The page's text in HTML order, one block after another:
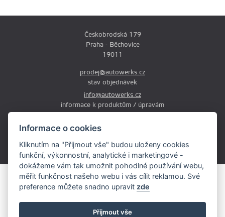
Informace o cookies
Kliknutím na "Přijmout vše" budou uloženy cookies
funkční, výkonnostní, analytické i marketingové -
dokážeme vám tak umožnit pohodlné používání webu,
měřit funkčnost našeho webu i vás cílit reklamou. Své
preference můžete snadno upravit zde
Příjmout vše
Českobrodská 179
Praha - Běchovice
19011
prodej@autowerks.cz
stav objednávek
info@autowerks.cz
informace k produktům / úpravám
Pá: 9:00-12:00 a 13:00-16:00
Obsah stránek je majetkem provozovatele. Kopírování, zveřejňování
textů či fotografii je povoleno pouze s jeho souhlasem.
Copyright © 2026 AutoWerks.cz
Všechna práva vyhrazena